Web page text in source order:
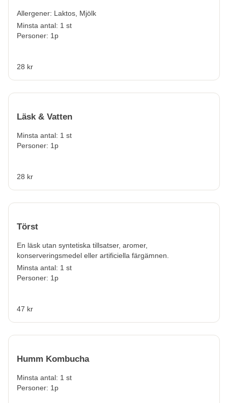
Allergener: Laktos, Mjölk
Minsta antal: 1 st
Personer: 1p
28 kr
Läsk & Vatten
Minsta antal: 1 st
Personer: 1p
28 kr
Törst
En läsk utan syntetiska tillsatser, aromer,
konserveringsmedel eller artificiella färgämnen.
Minsta antal: 1 st
Personer: 1p
47 kr
Humm Kombucha
Minsta antal: 1 st
Personer: 1p